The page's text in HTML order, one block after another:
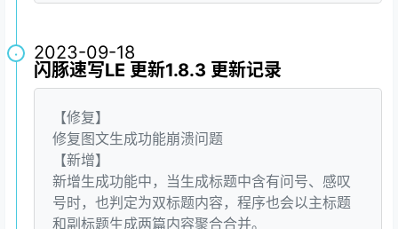
2023-09-18
·
闪豚速写LE 更新1.8.3 更新记录
【修复】
修复图文生成功能崩溃问题
【新增】
新增生成功能中，当生成标题中含有问号、感叹
号时，也判定为双标题内容，程序也会以主标题
和副标题生成两篇内容聚合合并。